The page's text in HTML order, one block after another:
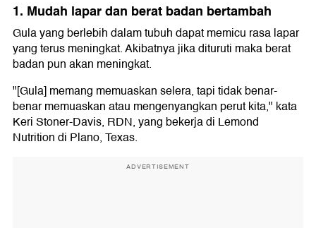
1. Mudah lapar dan berat badan bertambah
Gula yang berlebih dalam tubuh dapat memicu rasa lapar
yang terus meningkat. Akibatnya jika dituruti maka berat
badan pun akan meningkat.
"[Gula] memang memuaskan selera, tapi tidak benar-
benar memuaskan atau mengenyangkan perut kita," kata
Keri Stoner-Davis, RDN, yang bekerja di Lemond
Nutrition di Plano, Texas.
ADVERTISEMENT